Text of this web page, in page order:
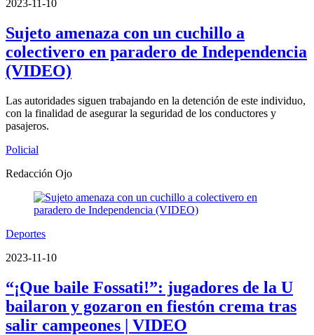
2023-11-10
Sujeto amenaza con un cuchillo a
colectivero en paradero de Independencia
(VIDEO)
Las autoridades siguen trabajando en la detención de este individuo,
con la finalidad de asegurar la seguridad de los conductores y
pasajeros.
Policial
Redacción Ojo
Deportes
2023-11-10
“¡Que baile Fossati!”: jugadores de la U
bailaron y gozaron en fiestón crema tras
salir campeones | VIDEO